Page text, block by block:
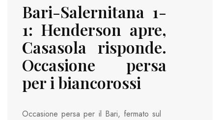
Bari-Salernitana 1-
1: Henderson apre,
Casasola risponde.
Occasione persa
per i biancorossi
Occasione persa per il Bari, fermato sul